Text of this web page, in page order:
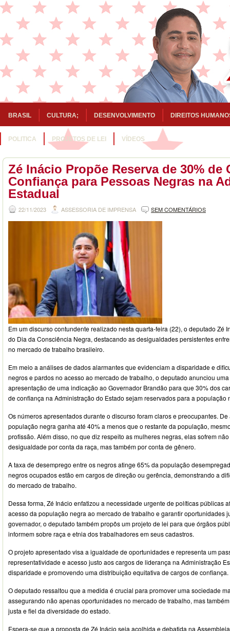
BRASIL CULTURA; DESENVOLVIMENTO DIREITOS
POLITICA PROJETOS DE LEI VÍDEOS
Zé Inácio Propõe Reserva de 30% de
Confiança para Pessoas Negras na
Estadual
22/11/2023 ASSESSORIA DE IMPRENSA SEM COMENTÁRIOS
Em um discurso contundente realizado nesta quarta-feira (22), o deputado Zé
do Dia da Consciência Negra, destacando as desigualdades persistentes
no mercado de trabalho brasileiro.
Em meio a análises de dados alarmantes que evidenciam a disparidade e
negros e pardos no acesso ao mercado de trabalho, o deputado anunciou
apresentação de uma indicação ao Governador Brandão para que 30% dos
de confiança na Administração do Estado sejam reservados para a população
Os números apresentados durante o discurso foram claros e preocupantes.
população negra ganha até 40% a menos que o restante da população,
profissão. Além disso, no que diz respeito as mulheres negras, elas sofrem
desigualdade por conta da raça, mas também por conta de gênero.
A taxa de desemprego entre os negros atinge 65% da população
negros ocupados estão em cargos de direção ou gerência, demonstrando a
do mercado de trabalho.
Dessa forma, Zé Inácio enfatizou a necessidade urgente de políticas públicas
acesso da população negra ao mercado de trabalho e garantir oportunidades
governador, o deputado também propôs um projeto de lei para que órgãos
informem sobre raça e etnia dos trabalhadores em seus cadastros.
O projeto apresentado visa a igualdade de oportunidades e representa um
representatividade e acesso justo aos cargos de liderança na Administração
disparidade e promovendo uma distribuição equitativa de cargos de confiança.
O deputado ressaltou que a medida é crucial para promover uma sociedade
assegurando não apenas oportunidades no mercado de trabalho, mas
justa e fiel da diversidade do estado.
Espera-se que a proposta de Zé Inácio seja acolhida e debatida na